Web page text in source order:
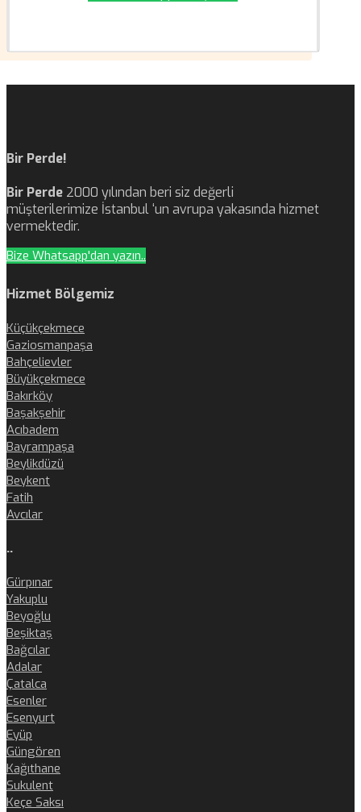
Bir Perde!
Bir Perde 2000 yılından beri siz değerli
müşterilerimize İstanbul ‘un avrupa yakasında hizmet
vermektedir.
Bize Whatsapp'dan yazın..
Hizmet Bölgemiz
Küçükçekmece
Gaziosmanpaşa
Bahçelievler
Büyükçekmece
Bakırköy
Başakşehir
Acıbadem
Bayrampaşa
Beylikdüzü
Beykent
Fatih
Avcılar
..
Gürpınar
Yakuplu
Beyoğlu
Beşiktaş
Bağcılar
Adalar
Çatalca
Esenler
Esenyurt
Eyüp
Güngören
Kağıthane
Sukulent
Keçe Saksı